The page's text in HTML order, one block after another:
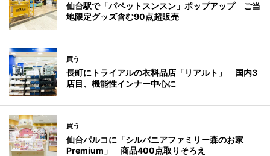
仙台駅で「パペットスンスン」ポップアップ ご当
地限定グッズ含む90点超販売
買う
長町にトライアルの衣料品店「リアルト」 国内3
店目、機能性インナー中心に
買う
仙台パルコに「シルバニアファミリー森のお家
Premium」 商品400点取りそろえ